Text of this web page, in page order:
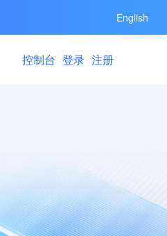
English
控制台 登录 注册